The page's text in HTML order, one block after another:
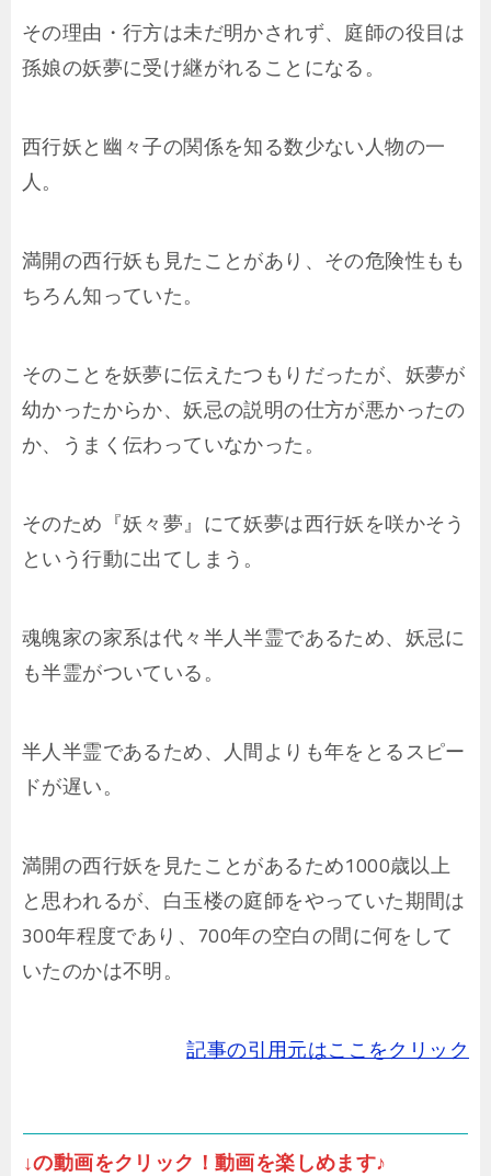
その理由・行方は未だ明かされず、庭師の役目は
孫娘の妖夢に受け継がれることになる。
西行妖と幽々子の関係を知る数少ない人物の一
人。
満開の西行妖も見たことがあり、その危険性もも
ちろん知っていた。
そのことを妖夢に伝えたつもりだったが、妖夢が
幼かったからか、妖忌の説明の仕方が悪かったの
か、うまく伝わっていなかった。
そのため『妖々夢』にて妖夢は西行妖を咲かそう
という行動に出てしまう。
魂魄家の家系は代々半人半霊であるため、妖忌に
も半霊がついている。
半人半霊であるため、人間よりも年をとるスピー
ドが遅い。
満開の西行妖を見たことがあるため1000歳以上
と思われるが、白玉楼の庭師をやっていた期間は
300年程度であり、700年の空白の間に何をして
いたのかは不明。
記事の引用元はここをクリック
↓の動画をクリック！動画を楽しめます♪